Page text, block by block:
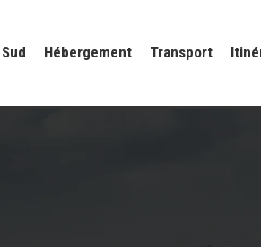
Hébergement Transport